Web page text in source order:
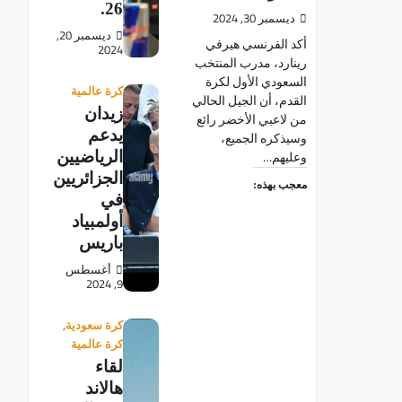
ديسمبر 30, 2024
أكد الفرنسي هيرفي
رينارد، مدرب المنتخب
السعودي الأول لكرة
القدم، أن الجيل الحالي
من لاعبي الأخضر رائع
وسيذكره الجميع،
وعليهم…
معجب بهذه:
26.
ديسمبر 20,
2024
كرة عالمية
زيدان
يدعم
الرياضيين
الجزائريين
في
أولمبياد
باريس
أغسطس
9, 2024
كرة سعودية,
كرة عالمية
لقاء
هالاند